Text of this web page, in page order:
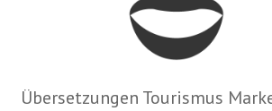
Übersetzungen Tourismus